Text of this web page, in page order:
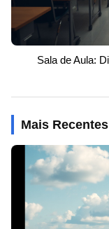
Sala de Aula:
Mais Recentes